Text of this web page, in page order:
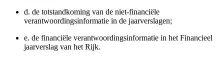
d. de totstandkoming van de niet-financiële
verantwoordingsinformatie in de jaarverslagen;
e. de financiële verantwoordingsinformatie in het Financieel
jaarverslag van het Rijk.